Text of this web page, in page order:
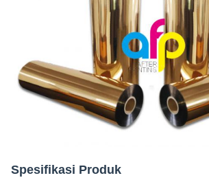
Spesifikasi Produk